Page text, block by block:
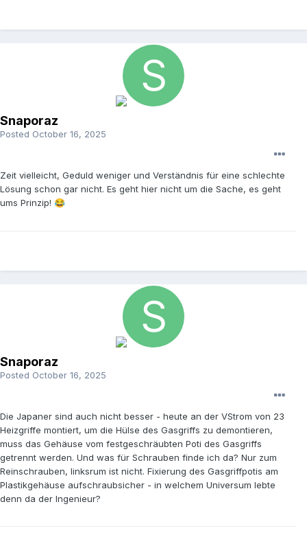
Snaporaz
Posted October 16, 2025
Zeit vielleicht, Geduld weniger und Verständnis für eine schlechte
Lösung schon gar nicht. Es geht hier nicht um die Sache, es geht
ums Prinzip! 😂
Snaporaz
Posted October 16, 2025
Die Japaner sind auch nicht besser - heute an der VStrom von 23
Heizgriffe montiert, um die Hülse des Gasgriffs zu demontieren,
muss das Gehäuse vom festgeschräubten Poti des Gasgriffs
getrennt werden. Und was für Schrauben finde ich da? Nur zum
Reinschrauben, linksrum ist nicht. Fixierung des Gasgriffpotis am
Plastikgehäuse aufschraubsicher - in welchem Universum lebte
denn da der Ingenieur?